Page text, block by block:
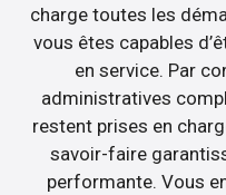
charge toutes les
vous êtes capables
en service. Par
administratives
restent prises en
savoir-faire
performante. Vous